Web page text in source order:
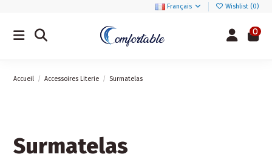
Français Wishlist (0)
0
Accueil Accessoires Literie Surmatelas
Surmatelas